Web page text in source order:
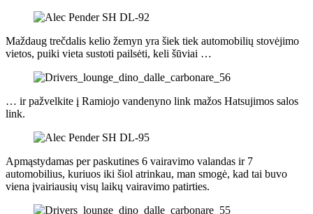
Maždaug trečdalis kelio žemyn yra šiek tiek automobilių stovėjimo
vietos, puiki vieta sustoti pailsėti, keli šūviai …
… ir pažvelkite į Ramiojo vandenyno link mažos Hatsujimos salos
link.
Apmąstydamas per paskutines 6 vairavimo valandas ir 7
automobilius, kuriuos iki šiol atrinkau, man smogė, kad tai buvo
viena įvairiausių visų laikų vairavimo patirties.